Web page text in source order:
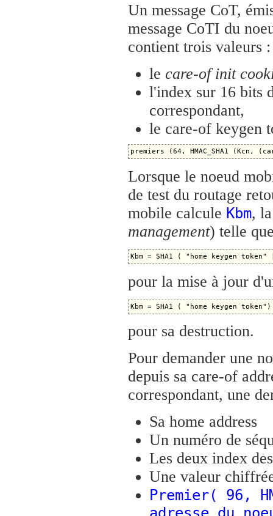
Un message CoT,
message CoTI du
contient trois valeurs :
le care-of init
l'index sur 16 bits
correspondant,
le care-of keygen
Lorsque le noeud
de test du routage
mobile calcule Kbm,
management) telle
pour la mise à jour
pour sa destruction.
Pour demander une
depuis sa care-of
correspondant, une
Sa home address
Un numéro de
Les deux index
Une valeur
Premier( 96,